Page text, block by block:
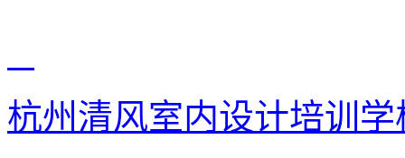
杭州清风室内设计培训学